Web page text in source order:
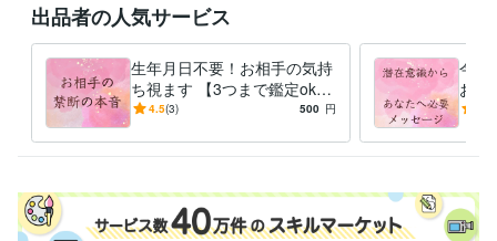
出品者の人気サービス
生年月日不要！お相手の気持
ち視ます 【3つまで鑑定ok】
24時間以内回答！前向きにな
4.5(3) 500 円
今の
お伝
るな